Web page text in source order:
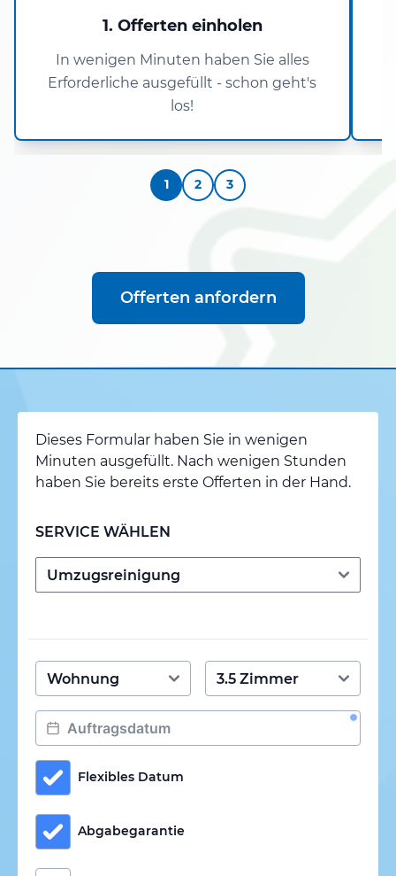
1. Offerten einholen
In wenigen Minuten haben Sie alles
Erforderliche ausgefüllt - schon geht's
los!
1 2 3
Offerten anfordern
Dieses Formular haben Sie in wenigen
Minuten ausgefüllt. Nach wenigen Stunden
haben Sie bereits erste Offerten in der Hand.
SERVICE WÄHLEN
Flexibles Datum
Abgabegarantie